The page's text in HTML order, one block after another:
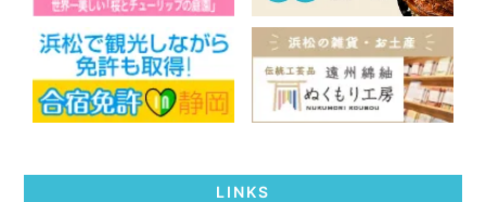
LINKS